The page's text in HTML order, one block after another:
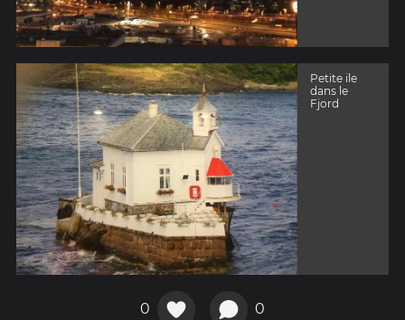
Petite ile
dans le
Fjord
0 0